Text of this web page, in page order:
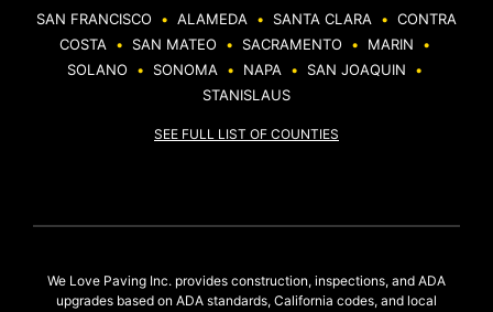
SAN FRANCISCO • ALAMEDA • SANTA CLARA • CONTRA
COSTA
• SAN MATEO • SACRAMENTO • MARIN
•
SOLANO
• SONOMA • NAPA • SAN JOAQUIN
•
STANISLAUS
SEE FULL LIST OF COUNTIES
We Love Paving Inc. provides construction, inspections, and ADA
upgrades based on ADA standards, California codes, and local